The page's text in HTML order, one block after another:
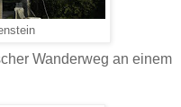
Wanderweg an einem